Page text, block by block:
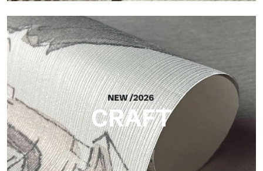
Silk
Acabado luminoso y elegante, con una sutil trama vertical que
refleja la luz y aporta profundidad a la superficie.
CRAFT